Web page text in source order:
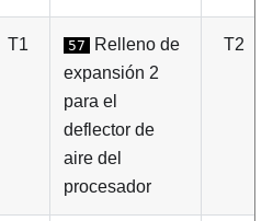
T1 57
Relleno de
expansión 2
para el
deflector de
aire del
procesador
T2